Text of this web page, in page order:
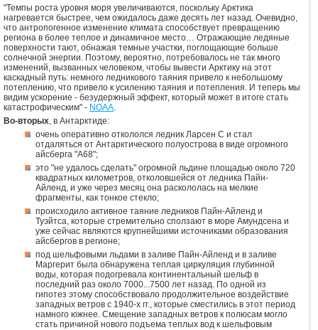
"Темпы роста уровня моря увеличиваются, поскольку Арктика
нагревается быстрее, чем ожидалось даже десять лет назад. Очевидно,
что антропогенное изменение климата способствует превращению
региона в более теплое и динамичное место… Отражающие ледяные
поверхности тают, обнажая темные участки, поглощающие больше
солнечной энергии. Поэтому, вероятно, потребовалось не так много
изменений, вызванных человеком, чтобы вывести Арктику на этот
каскадный путь: немного ледникового таяния привело к небольшому
потеплению, что привело к усилению таяния и потепления. И теперь мы
видим ускорение - безудержный эффект, который может в итоге стать
катастрофическим" - NOAA.
Во-вторых, в Антарктиде:
очень оперативно откололся ледник Ларсен C и стал
отдаляться от Антарктического полуострова в виде огромного
айсберга "А68";
это "не удалось сделать" огромной льдине площадью около 720
квадратных километров, отколовшейся от ледника Пайн-
Айленд, и уже через месяц она раскололась на мелкие
фрагменты, как тонкое стекло;
происходило активное таяние ледников Пайн-Айленд и
Туэйтса, которые стремительно сползают в море Амундсена и
уже сейчас являются крупнейшими источниками образования
айсбергов в регионе;
под шельфовыми льдами в заливе Пайн-Айленд и в заливе
Маргерит была обнаружена теплая циркуляция глубинной
воды, которая подогревала континентальный шельф в
последний раз около 7000...7500 лет назад. По одной из
гипотез этому способствовало продолжительное воздействие
западных ветров с 1940-х гг., которые сместились в этот период
намного южнее. Смещение западных ветров к полюсам могло
стать причиной нового подъема теплых вод к шельфовым